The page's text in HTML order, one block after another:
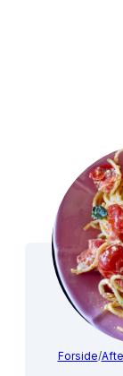
Forside/